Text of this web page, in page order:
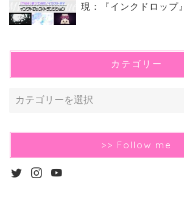
現：『インクドロップ』
カテゴリー
>> Follow me